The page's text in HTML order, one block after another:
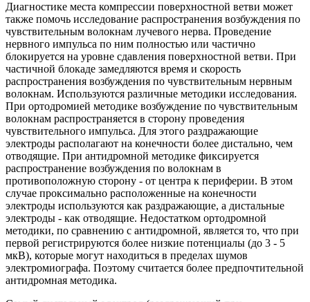
Диагностике места компрессии поверхностной ветви может
также помочь исследование распространения возбуждения по
чувствительным волокнам лучевого нерва. Проведение
нервного импульса по ним полностью или частично
блокируется на уровне сдавления поверхностной ветви. При
частичной блокаде замедляются время и скорость
распространения возбуждения по чувствительным нервным
волокнам. Используются различные методики исследования.
При ортодромией методике возбуждение по чувствительным
волокнам распространяется в сторону проведения
чувствительного импульса. Для этого раздражающие
электроды располагают на конечности более дистально, чем
отводящие. При антидромной методике фиксируется
распространение возбуждения по волокнам в
противоположную сторону - от центра к периферии. В этом
случае проксимально расположенные на конечности
электроды используются как раздражающие, а дистальные
электроды - как отводящие. Недостатком ортодромной
методики, по сравнению с антидромной, является то, что при
первой регистрируются более низкие потенциалы (до 3 - 5
мкВ), которые могут находиться в пределах шумов
электромиографа. Поэтому считается более предпочтительной
антидромная методика.